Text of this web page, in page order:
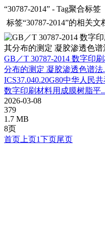
“30787-2014” - Tag聚合标签
标签“30787-2014”的相关文
GB／T 30787-2014 数字印
分布的测定 凝胶渗透色谱法
ICS37.040.20G80中华人民
数字印刷材料用成膜树脂平
2026-03-08
379
1.7 MB
8页
首页 上页1下页尾页